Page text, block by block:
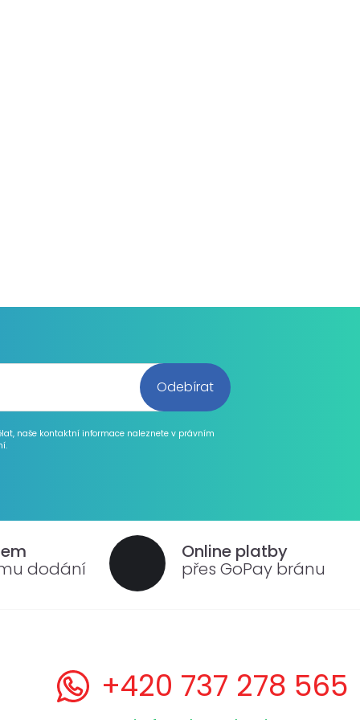
naše kontaktní informace naleznete v právním
dodání
Online platby
přes GoPay bránu
+420 737 278 565